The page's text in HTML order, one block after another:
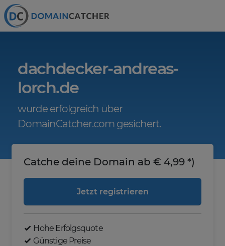
dachdecker-andreas-
lorch.de
wurde erfolgreich über
DomainCatcher.com gesichert.
Catche deine Domain ab € 4,99 *)
Jetzt registrieren
Hohe Erfolgsquote
Günstige Preise